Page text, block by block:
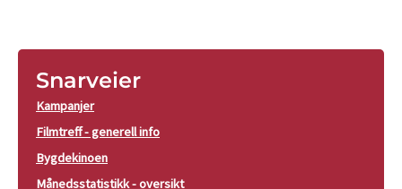
Snarveier
Kampanjer
Filmtreff - generell info
Bygdekinoen
Månedsstatistikk - oversikt